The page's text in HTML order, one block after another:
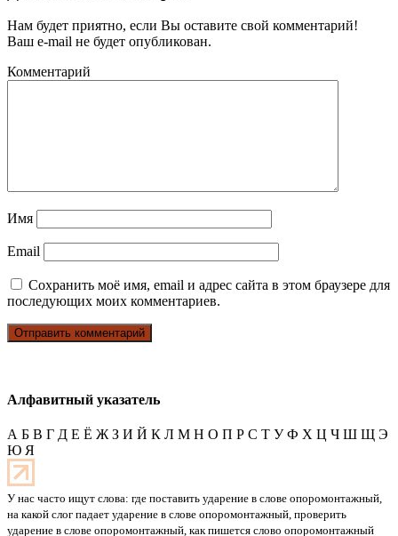
Нам будет приятно, если Вы оставите свой комментарий!
Ваш e-mail не будет опубликован.
Комментарий
Имя
Email
Сохранить моё имя, email и адрес сайта в этом браузере для
последующих моих комментариев.
Алфавитный указатель
А Б В Г Д Е Ё Ж З И Й К Л М Н О П Р С Т У Ф Х Ц Ч Ш Щ Э
Ю Я
У нас часто ищут слова: где поставить ударение в слове опоромонтажный,
на какой слог падает ударение в слове опоромонтажный, проверить
ударение в слове опоромонтажный, как пишется слово опоромонтажный